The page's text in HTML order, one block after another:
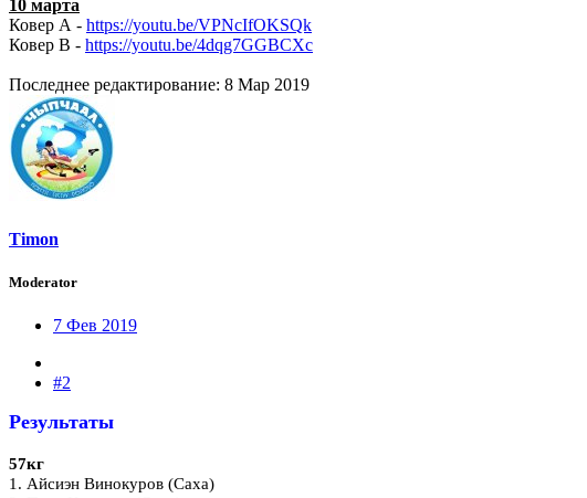
10 марта
Ковер А - https://youtu.be/VPNcIfOKSQk
Ковер В - https://youtu.be/4dqg7GGBCXc
Последнее редактирование: 8 Мар 2019
Timon
Moderator
7 Фев 2019
#2
Результаты
57кг
1. Айсиэн Винокуров (Саха)